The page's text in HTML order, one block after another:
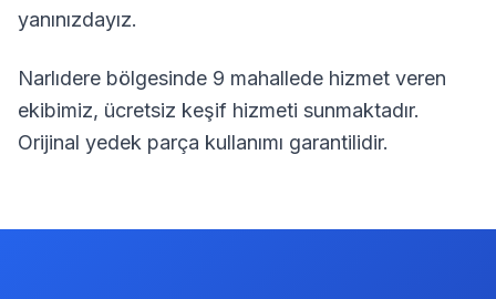
yanınızdayız.
Narlıdere bölgesinde 9 mahallede hizmet veren
ekibimiz, ücretsiz keşif hizmeti sunmaktadır.
Orijinal yedek parça kullanımı garantilidir.